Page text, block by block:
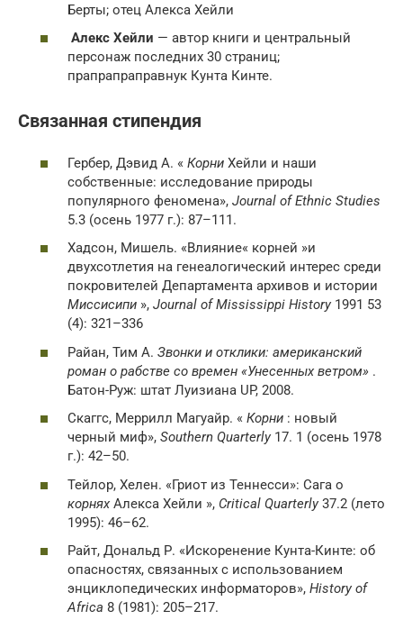
Берты; отец Алекса Хейли
Алекс Хейли — автор книги и центральный
персонаж последних 30 страниц;
прапрапраправнук Кунта Кинте.
Связанная стипендия
Гербер, Дэвид А. « Корни Хейли и наши
собственные: исследование природы
популярного феномена», Journal of Ethnic Studies
5.3 (осень 1977 г.): 87–111.
Хадсон, Мишель. «Влияние« корней »и
двухсотлетия на генеалогический интерес среди
покровителей Департамента архивов и истории
Миссисипи », Journal of Mississippi History1991 53
(4): 321–336
Райан, Тим А. Звонки и отклики: американский
роман о рабстве со времен «Унесенных ветром» .
Батон-Руж: штат Луизиана UP, 2008.
Скаггс, Меррилл Магуайр. « Корни : новый
черный миф», Southern Quarterly17. 1 (осень 1978
г.): 42–50.
Тейлор, Хелен. «Гриот из Теннесси»: Сага о
корнях Алекса Хейли », Critical Quarterly37.2 (лето
1995): 46–62.
Райт, Дональд Р. «Искоренение Кунта-Кинте: об
опасностях, связанных с использованием
энциклопедических информаторов», History of
Africa 8 (1981): 205–217.